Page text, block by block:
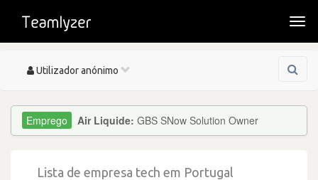
Toggle
Utilizador anónimo
Air Liquide: GBS SNow Solution Owner
Lista de empresa tech em Portugal